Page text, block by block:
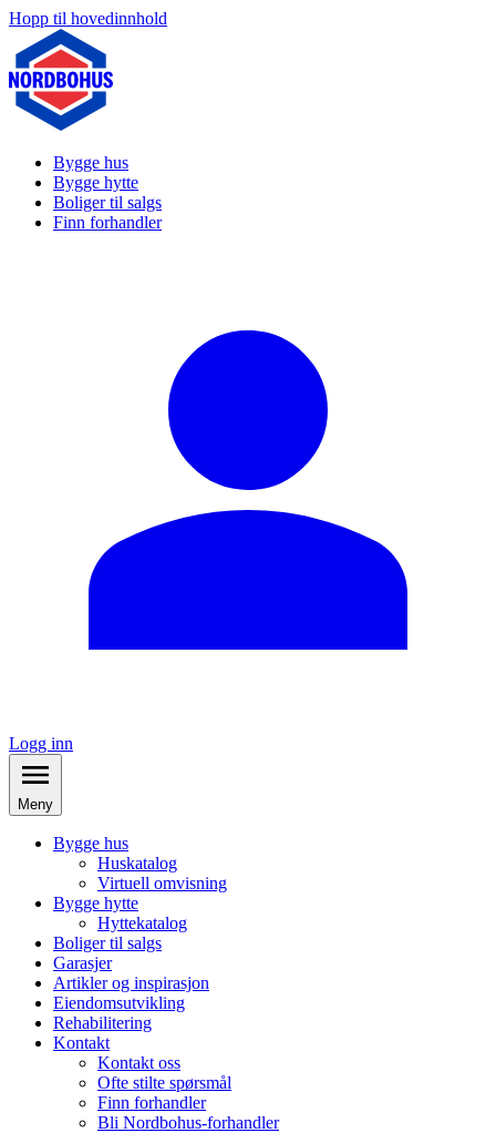
Hopp til hovedinnhold
Bygge hus
Bygge hytte
Boliger til salgs
Finn forhandler
Logg inn
Meny
Bygge hus
Huskatalog
Virtuell omvisning
Bygge hytte
Hyttekatalog
Boliger til salgs
Garasjer
Artikler og inspirasjon
Eiendomsutvikling
Rehabilitering
Kontakt
Kontakt oss
Ofte stilte spørsmål
Finn forhandler
Bli Nordbohus-forhandler